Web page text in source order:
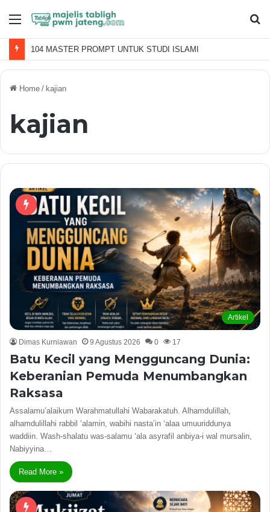
Menu
104 MASTER PROMPT UNTUK STUDI ISLAMI
Home / kajian
kajian
Artikel
Dimas Kurniawan 9 Agustus 2026 0 17
Batu Kecil yang Mengguncang Dunia:
Keberanian Pemuda Menumbangkan
Raksasa
Assalamu’alaikum Warahmatullahi Wabarakatuh. Alhamdulillah,
alhamdulillahi rabbil ‘alamin, wabihi nasta’in ‘alaa umuuriddunya
waddiin. Wash-shalatu was-salamu ‘ala asyrafil anbiya-i wal mursalin,
Nabiyyina…
Read More »